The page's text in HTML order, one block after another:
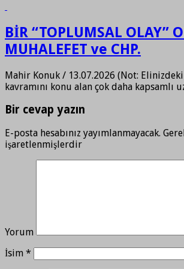
BİR “TOPLUMSAL OLAY”
MUHALEFET ve CHP.
Mahir Konuk / 13.07.2026 (Not: Elinizdeki
kavramını konu alan çok daha kapsamlı
Bir cevap yazın
E-posta hesabınız yayımlanmayacak.
işaretlenmişlerdir
Yorum
İsim *